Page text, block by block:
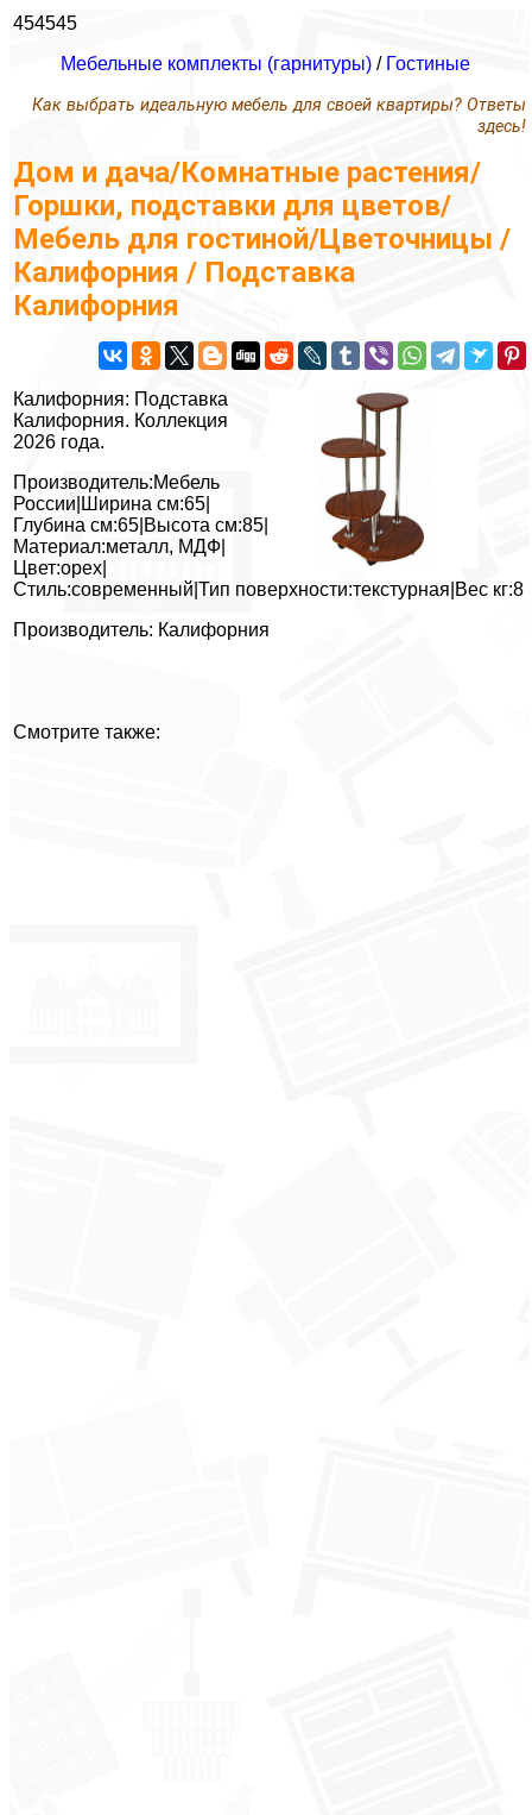
454545
Мебельные комплекты (гарнитуры) / Гостиные
Как выбрать идеальную мебель для своей квартиры? Ответы
здесь!
Дом и дача/Комнатные растения/
Горшки, подставки для цветов/
Мебель для гостиной/Цветочницы /
Калифорния / Подставка
Калифорния
Калифорния: Подставка
Калифорния. Коллекция
2026 года.
Производитель:Мебель
России|Ширина см:65|
Глубина см:65|Высота см:85|
Материал:металл, МДФ|
Цвет:орех|
Стиль:современный|Тип поверхности:текстурная|Вес кг:8
Производитель: Калифорния
Смотрите также: